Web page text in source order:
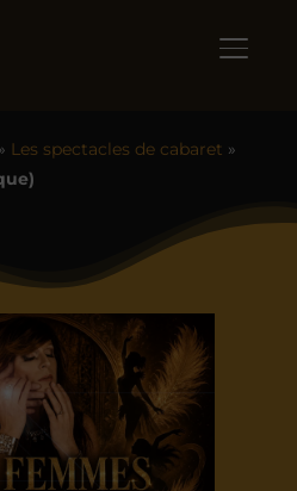
» Les spectacles de cabaret »